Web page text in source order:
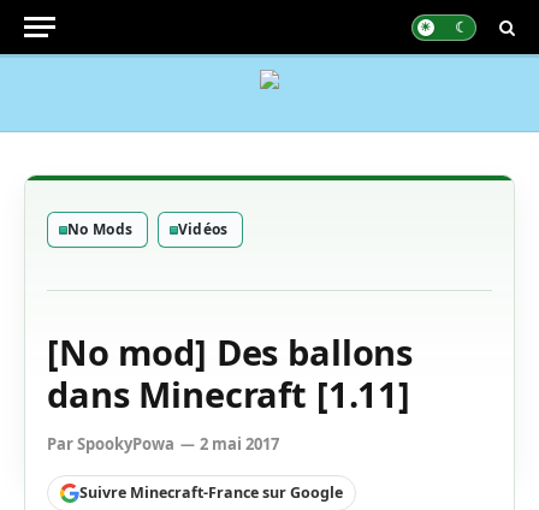
No Mods Vidéos
[No mod] Des ballons
dans Minecraft [1.11]
ParSpookyPowa 2 mai 2017
Suivre Minecraft-France sur Google